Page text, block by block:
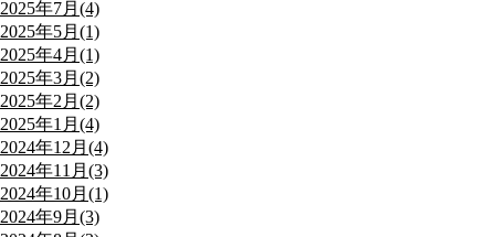
2025年7月(4)
2025年5月(1)
2025年4月(1)
2025年3月(2)
2025年2月(2)
2025年1月(4)
2024年12月(4)
2024年11月(3)
2024年10月(1)
2024年9月(3)